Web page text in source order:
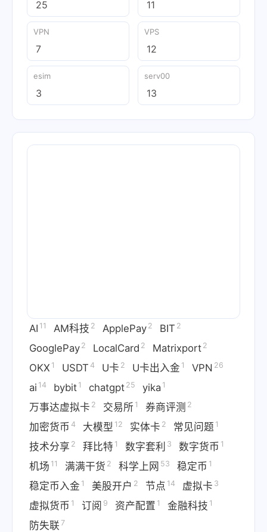
25 11
VPN
7
VPS
12
esim
3
serv00
13
AI 11 AM科技 2 ApplePay 2 BIT 2
GooglePay 2 LocalCard 2 Matrixport 2
OKX 1 USDT 4 U卡 2 U卡出入金 1 VPN 26
ai 14 bybit 1 chatgpt 25 yika 1
万事达虚拟卡 2 交易所 1 券商评测 2
加密货币 4 大模型 12 实体卡 2 常见问题 1
技术分享 2 拜比特 1 数字套利 3 数字货币 1
机场 11 满满干货 2 科学上网 53 稳定币 1
稳定币入金 1 美股开户 2 节点 14 虚拟卡 3
虚拟货币 1 订阅 9 资产配置 1 金融科技 1
防失联 7